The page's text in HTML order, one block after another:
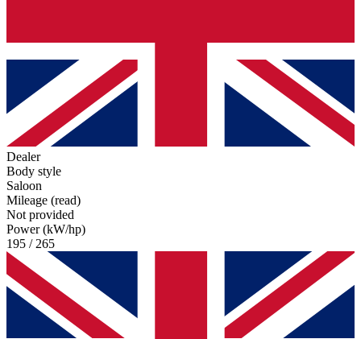
Dealer
Body style
Saloon
Mileage (read)
Not provided
Power (kW/hp)
195 / 265